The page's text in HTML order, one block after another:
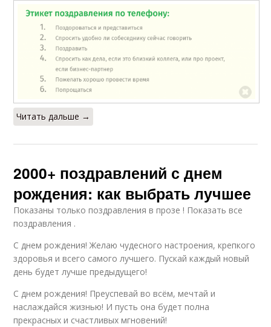
Читать дальше →
2000+ поздравлений с днем
рождения: как выбрать лучшее
Показаны только поздравления в прозе ! Показать все
поздравления .
С днем рождения! Желаю чудесного настроения, крепкого
здоровья и всего самого лучшего. Пускай каждый новый
день будет лучше предыдущего!
С днем рождения! Преуспевай во всём, мечтай и
наслаждайся жизнью! И пусть она будет полна
прекрасных и счастливых мгновений!